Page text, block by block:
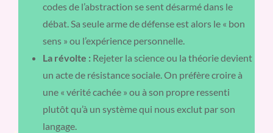
codes de l’abstraction se sent désarmé dans le
débat. Sa seule arme de défense est alors le « bon
sens » ou l’expérience personnelle.
La révolte : Rejeter la science ou la théorie devient
un acte de résistance sociale. On préfère croire à
une « vérité cachée » ou à son propre ressenti
plutôt qu’à un système qui nous exclut par son
langage.